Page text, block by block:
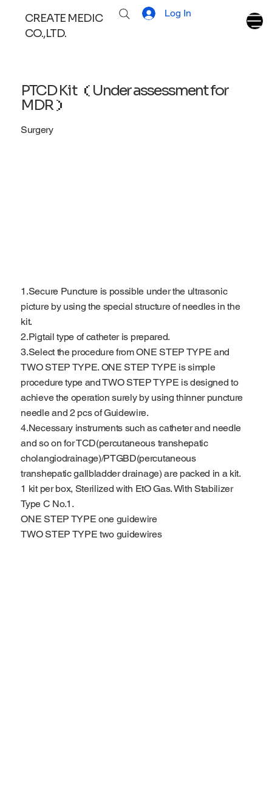
CREATE MEDIC
CO.,LTD.
Log In
PTCD Kit （Under assessment for
MDR）
Surgery
1.Secure Puncture is possible under the ultrasonic
picture by using the special structure of needles in the
kit.
2.Pigtail type of catheter is prepared.
3.Select the procedure from ONE STEP TYPE and
TWO STEP TYPE. ONE STEP TYPE is simple
procedure type and TWO STEP TYPE is designed to
achieve the operation surely by using thinner puncture
needle and 2 pcs of Guidewire.
4.Necessary instruments such as catheter and needle
and so on for TCD(percutaneous transhepatic
cholangiodrainage)/PTGBD(percutaneous
transhepatic gallbladder drainage) are packed in a kit.
1 kit per box, Sterilized with EtO Gas. With Stabilizer
Type C No.1.
ONE STEP TYPE one guidewire
TWO STEP TYPE two guidewires